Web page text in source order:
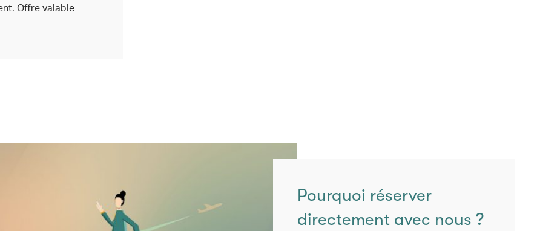
Offre valable
Pourquoi réserver
directement avec nous ?